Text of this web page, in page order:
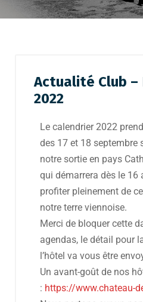
Actualité Club –
2022
Le calendrier 2022
des 17 et 18 septembre
notre sortie en pays
qui démarrera dès le 16
profiter pleinement de
notre terre viennoise.
Merci de bloquer cette
agendas, le détail pour
l’hôtel va vous être
Un avant-goût de nos
: https://www.chateau-